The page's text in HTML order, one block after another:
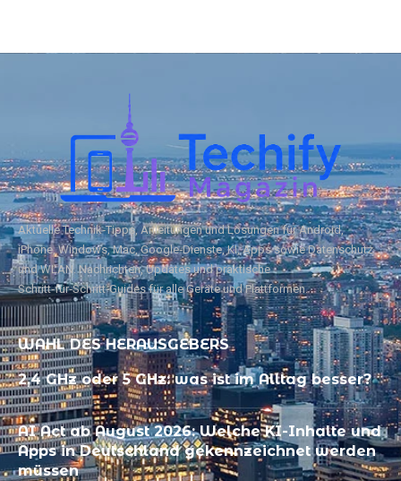
Aktuelle Technik‑Tipps, Anleitungen und Lösungen für Android,
iPhone, Windows, Mac, Google‑Dienste, KI, Apps sowie Datenschutz
und WLAN. Nachrichten, Updates und praktische
Schritt‑für‑Schritt‑Guides für alle Geräte und Plattformen.
WAHL DES HERAUSGEBERS
2,4 GHz oder 5 GHz: was ist im Alltag besser?
AI Act ab August 2026: Welche KI-Inhalte und
Apps in Deutschland gekennzeichnet werden
müssen